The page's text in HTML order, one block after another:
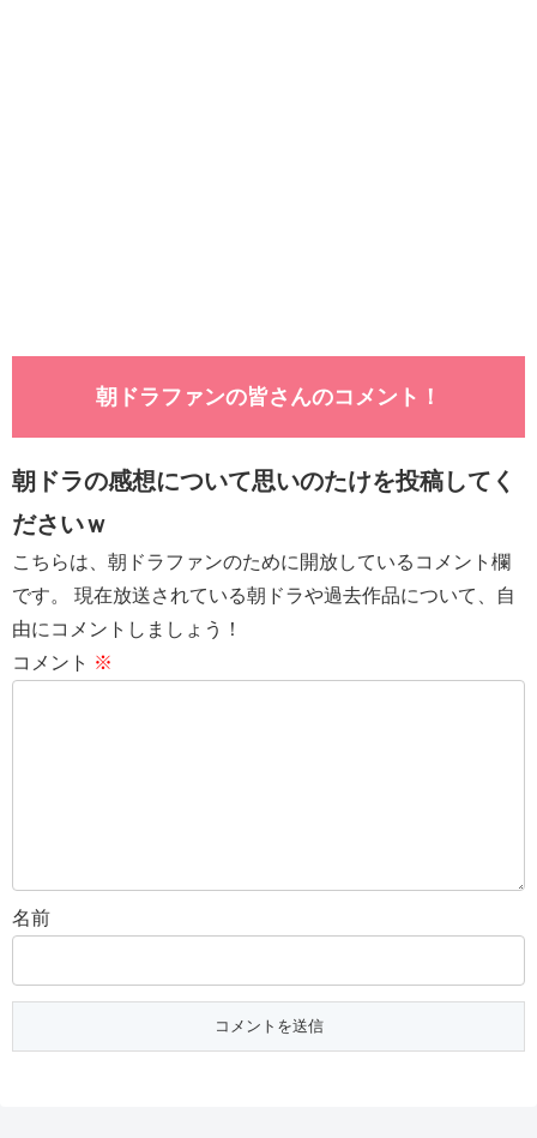
朝ドラファンの皆さんのコメント！
朝ドラの感想について思いのたけを投稿してく
ださいｗ
こちらは、朝ドラファンのために開放しているコメント欄
です。 現在放送されている朝ドラや過去作品について、自
由にコメントしましょう！
コメント ※
名前